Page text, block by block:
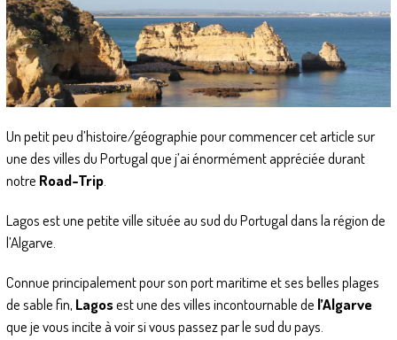
Un petit peu d’histoire/géographie pour commencer cet article sur
une des villes du Portugal que j’ai énormément appréciée durant
notre Road-Trip.
Lagos est une petite ville située au sud du Portugal dans la région de
l’Algarve.
Connue principalement pour son port maritime et ses belles plages
de sable fin, Lagosest une des villes incontournable de l’Algarve
que je vous incite à voir si vous passez par le sud du pays.